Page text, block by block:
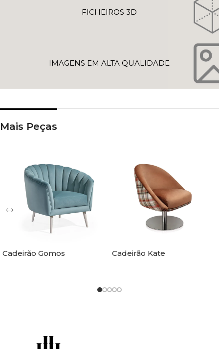
FICHEIROS 3D
IMAGENS EM ALTA QUALIDADE
Mais Peças
Cadeirão Gomos Cadeirão Kate